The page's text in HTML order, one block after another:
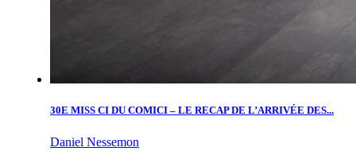
30E MISS CI DU COMICI – LE RECAP DE L’ARRIVÉE DES...
Daniel Nessemon